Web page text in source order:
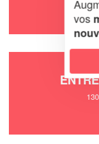
vos